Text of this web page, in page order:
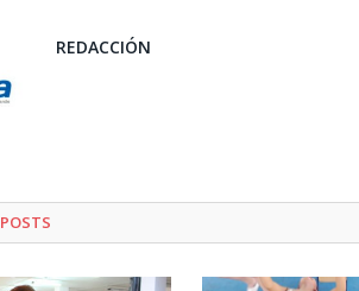
REDACCIÓN
POSTS